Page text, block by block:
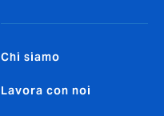
Chi siamo
Lavora con noi